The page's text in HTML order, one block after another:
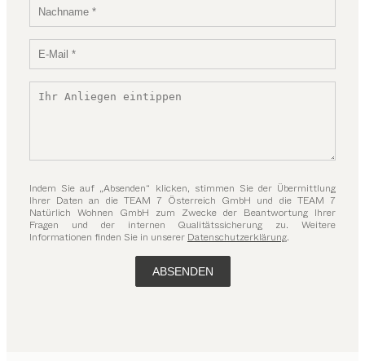
Indem Sie auf „Absenden“ klicken, stimmen Sie der Übermittlung
Ihrer Daten an die TEAM 7 Österreich GmbH und die TEAM 7
Natürlich Wohnen GmbH zum Zwecke der Beantwortung Ihrer
Fragen und der internen Qualitätssicherung zu. Weitere
Informationen finden Sie in unserer Datenschutzerklärung.
ABSENDEN